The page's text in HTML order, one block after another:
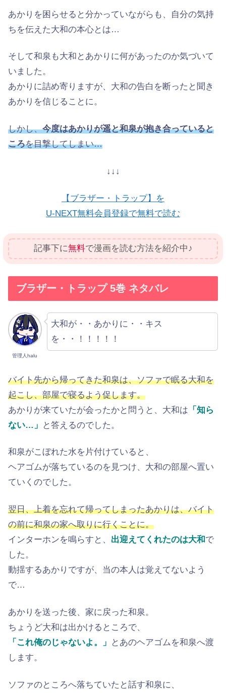
あかりを困らせると分かっていながらも、自分の気持
ちを伝えた大和の本心とは…
そして和泉も大和とあかりに何があったのか気づいて
いました。
あかりに詰め寄りますが、大和の告白を断ったと聞き
あかりを信じることに。
しかし、今度はあかりが遥と和泉が抱き合っていると
ころを目撃してしまい…
↓↓↓
【ブラザー・トラップ】を
U-NEXT無料会員登録で無料で読む
記事下に無料で漫画を読む方法を紹介中♪
ブラザー・トラップ 5巻 ネタバレ
管理人halu
大和が・・あかりに・・キス
を・・！！！！！
バイト先から帰ってきた和泉は、ソファで眠る大和を
起こし、部屋で寝るよう促します。
あかりが来ていたが会ったかと問うと、大和は 「知ら
ない…」
と答えるのでした。
和泉がこぼれた水を片付けていると、
ヘアゴムが落ちているのを見つけ、大和の部屋へ置い
ていくのでした。
翌日、上着を忘れて帰ってしまったあかりは、バイト
の前に和泉の家へ取りに行くことに。
インターホンを鳴らすと、 出迎えてくれたのは大和で
した。
動揺するあかりですが、当の本人は覚えてないよう
で…
あかりを送った後、家に戻った和泉。
ちょうど大和は出かけるところで、
「これ俺のじゃないよ。」
とあのヘアゴムを和泉へ渡
します。
ソファのところへ落ちていたと話す和泉に、